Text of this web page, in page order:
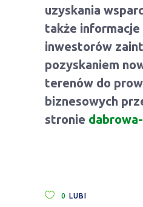
uzyskania
także informacje
inwestorów
pozyskaniem
terenów do
biznesowych
stronie
0 LUBI